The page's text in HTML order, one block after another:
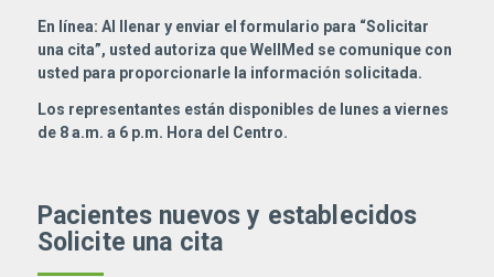
En línea: Al llenar y enviar el formulario para “Solicitar
una cita”, usted autoriza que WellMed se comunique con
usted para proporcionarle la información solicitada.
Los representantes están disponibles de lunes a viernes
de 8 a.m. a 6 p.m. Hora del Centro.
Pacientes nuevos y establecidos
Solicite una cita